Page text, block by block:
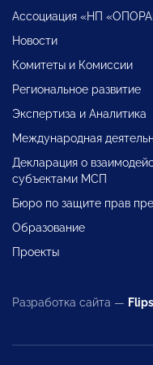
Ассоциация «НП
Новости
Комитеты и Комиссии
Региональное развитие
Экспертиза и Аналитика
Международная
Декларация о
субъектами МСП
Бюро по защите прав
Образование
Проекты
Разработка сайта — Flips